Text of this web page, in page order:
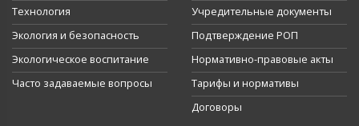
Технология
Экология и безопасность
Экологическое воспитание
Часто задаваемые вопросы
Учредительные документы
Подтверждение РОП
Нормативно-правовые акты
Тарифы и нормативы
Договоры